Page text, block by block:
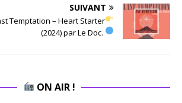
SUIVANT
Temptation – Heart Starter
(2024) par Le Doc.
ON AIR !